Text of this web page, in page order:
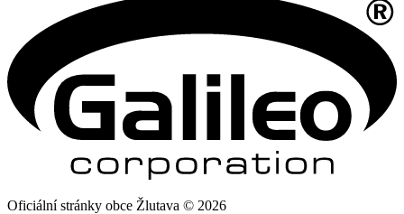
Oficiální stránky obce Žlutava © 2026